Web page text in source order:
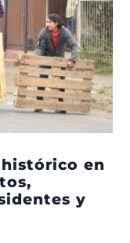
en
y